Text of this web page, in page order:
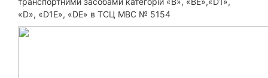
«D», «D1E», «DЕ» в ТСЦ МВС № 5154